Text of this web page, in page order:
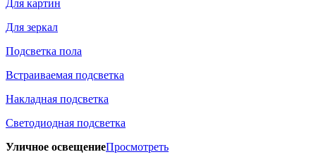
Для картин
Для зеркал
Подсветка пола
Встраиваемая подсветка
Накладная подсветка
Светодиодная подсветка
Уличное освещениеПросмотреть